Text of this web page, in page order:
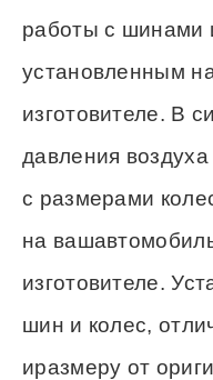
работы с шинами
установленным
изготовителе. В
давления
с размерами
на
изготовителе.
шин и колес,
иразмеру от